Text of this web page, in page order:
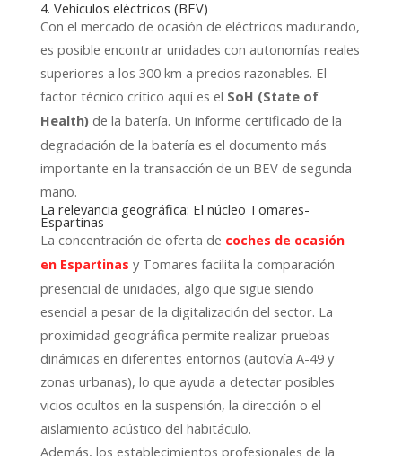
4. Vehículos eléctricos (BEV)
Con el mercado de ocasión de eléctricos madurando,
es posible encontrar unidades con autonomías reales
superiores a los 300 km a precios razonables. El
factor técnico crítico aquí es el SoH (State of
Health)de la batería. Un informe certificado de la
degradación de la batería es el documento más
importante en la transacción de un BEV de segunda
mano.
La relevancia geográfica: El núcleo Tomares-
Espartinas
La concentración de oferta de coches de ocasión
en Espartinas y Tomares facilita la comparación
presencial de unidades, algo que sigue siendo
esencial a pesar de la digitalización del sector. La
proximidad geográfica permite realizar pruebas
dinámicas en diferentes entornos (autovía A-49 y
zonas urbanas), lo que ayuda a detectar posibles
vicios ocultos en la suspensión, la dirección o el
aislamiento acústico del habitáculo.
Además, los establecimientos profesionales de la